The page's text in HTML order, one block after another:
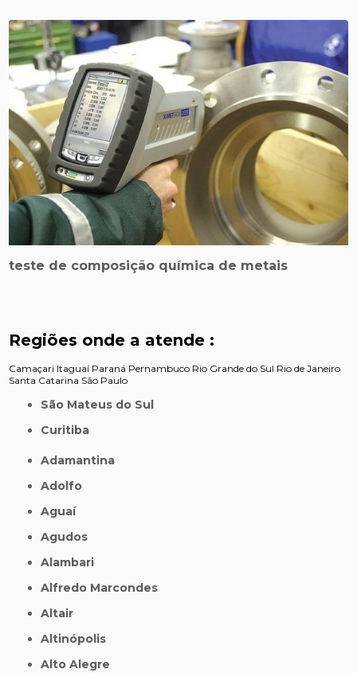
teste de composição química de metais
Regiões onde a atende :
Camaçari Itaguaí Paraná Pernambuco Rio Grande do Sul Rio de Janeiro
Santa Catarina São Paulo
São Mateus do Sul
Curitiba
Adamantina
Adolfo
Aguaí
Agudos
Alambari
Alfredo Marcondes
Altair
Altinópolis
Alto Alegre